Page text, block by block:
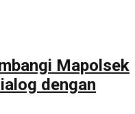
Mapolsek
dengan